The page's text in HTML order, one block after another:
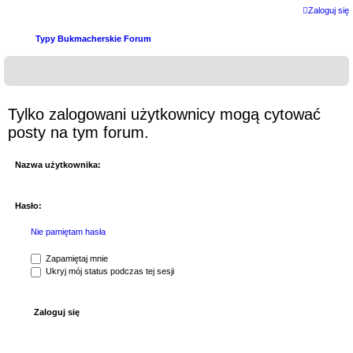
Zaloguj się
Typy Bukmacherskie Forum
Tylko zalogowani użytkownicy mogą cytować
posty na tym forum.
Nazwa użytkownika:
Hasło:
Nie pamiętam hasła
Zapamiętaj mnie
Ukryj mój status podczas tej sesji